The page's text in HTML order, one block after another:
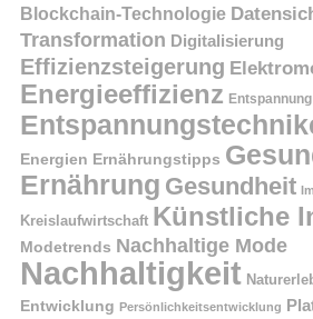
Blockchain-Technologie
Transformation Digitalisierung
Effizienzsteigerung
Energieeffizienz Entspannung
Energien Ernährungstipps
Ernährung Gesundheit
Kreislaufwirtschaft Künstliche
Modetrends Nachhaltige Mode
Nachhaltigkeit
Entwicklung Persönlichkeitsentwicklung